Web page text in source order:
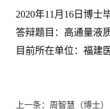
2020年11月16日博士
答辩题目：高通量液
目前所在单位：福建
上一条： 周智慧（博士）